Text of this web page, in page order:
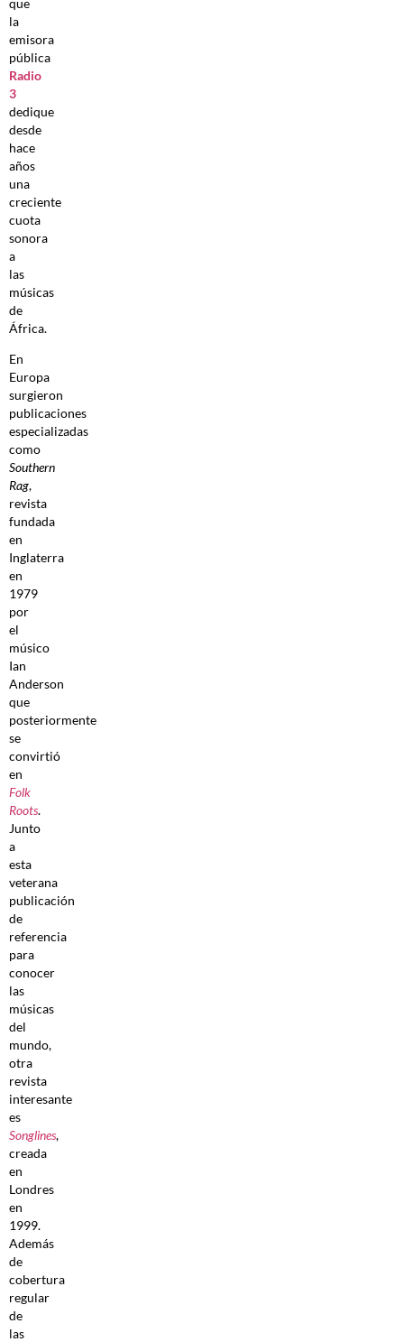
la
emisora
pública
Radio
3
dedique
desde
hace
años
una
creciente
cuota
sonora
a
las
músicas
de
África.
En
Europa
surgieron
publicaciones
especializadas
como
Southern
Rag,
revista
fundada
en
Inglaterra
en
1979
por
el
músico
Ian
Anderson
que
posteriormente
se
convirtió
en
Folk
Roots.
Junto
a
esta
veterana
publicación
de
referencia
para
conocer
las
músicas
del
mundo,
otra
revista
interesante
es
Songlines,
creada
en
Londres
en
1999.
Además
de
cobertura
regular
de
las